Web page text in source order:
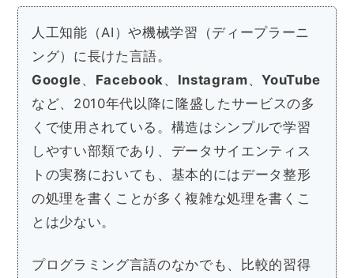
人工知能（AI）や機械学習（ディープラーニ
ング）に長けた言語。
Google、 Facebook 、 Instagram、YouTube
など、2010年代以降に隆盛したサービスの多
くで使用されている。構造はシンプルで学習
しやすい部類であり、データサイエンティス
トの実務においても、基本的にはデータ整形
の処理を書くことが多く複雑な処理を書くこ
とは少ない。
プログラミング言語のなかでも、比較的習得